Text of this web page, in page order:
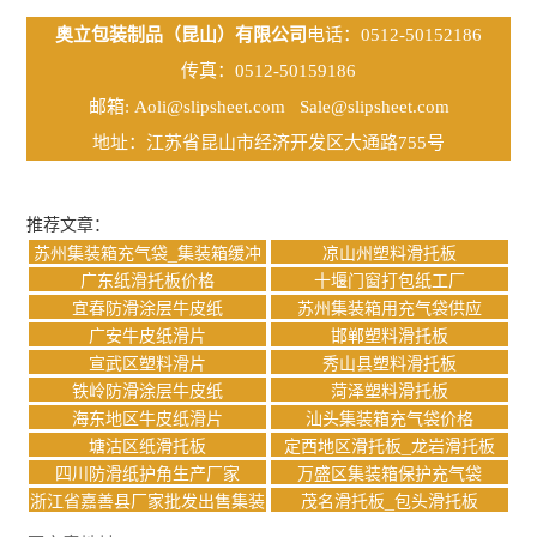
奥立包装制品（昆山）有限公司 电话：0512-50152186
传真：0512-50159186
邮箱: Aoli@slipsheet.com
Sale@slipsheet.com
地址：江苏省昆山市经济开发区大通路755号
推荐文章：
苏州集装箱充气袋_集装箱缓冲
充气袋
凉山州塑料滑托板
广东纸滑托板价格
十堰门窗打包纸工厂
宜春防滑涂层牛皮纸
苏州集装箱用充气袋供应
广安牛皮纸滑片
邯郸塑料滑托板
宣武区塑料滑片
秀山县塑料滑托板
铁岭防滑涂层牛皮纸
菏泽塑料滑托板
海东地区牛皮纸滑片
汕头集装箱充气袋价格
塘沽区纸滑托板
定西地区滑托板_龙岩滑托板
四川防滑纸护角生产厂家
万盛区集装箱保护充气袋
浙江省嘉善县厂家批发出售集装
茂名滑托板_包头滑托板